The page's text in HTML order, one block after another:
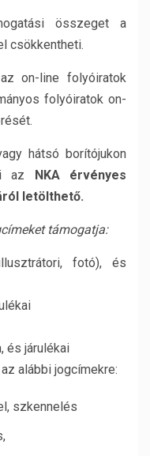
összeget a
csökkentheti.
on-line folyóiratok
folyóiratok on-
hátsó borítójukon
az NKA érvényes
letölthető.
támogatja:
fotó), és
és járulékai
alábbi jogcímekre:
szkennelés